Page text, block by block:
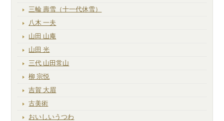
三輪 壽雪（十一代休雪）
八木 一夫
山田 山庵
山田 光
三代 山田常山
柳 宗悦
吉賀 大眉
古美術
おいしいうつわ